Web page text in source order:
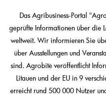
Das Agribusiness-Portal
geprüfte Informationen über die
weltweit. Wir informieren Sie
über Ausstellungen und
sind. Agrobitė veröffentlicht
Litauen und der EU in 9
erreicht rund 500 000 Nutzer